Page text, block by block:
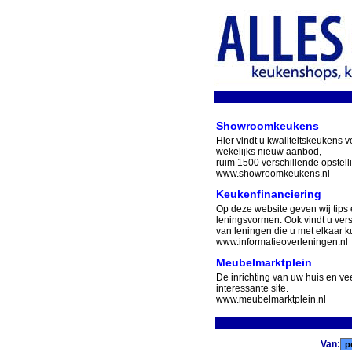
Showroomkeukens
Hier vindt u kwaliteitskeukens
wekelijks nieuw aanbod,
ruim 1500 verschillende
www.showroomkeukens.nl
Keukenfinanciering
Op deze website geven wij tips
leningsvormen. Ook vindt u
van leningen die u met elkaar
www.informatieoverleningen.nl
Meubelmarktplein
De inrichting van uw huis en
interessante site.
www.meubelmarktplein.nl
Van: